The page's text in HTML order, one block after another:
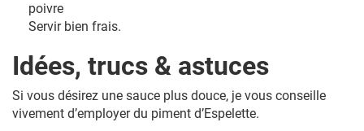
poivre
Servir bien frais.
Idées, trucs & astuces
Si vous désirez une sauce plus douce, je vous conseille
vivement d’employer du piment d’Espelette.